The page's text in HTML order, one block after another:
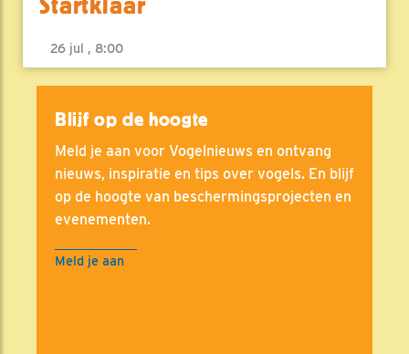
26 jul , 8:00
Blijf op de hoogte
Meld je aan voor Vogelnieuws en ontvang
nieuws, inspiratie en tips over vogels. En blijf
op de hoogte van beschermingsprojecten en
evenementen.
Meld je aan